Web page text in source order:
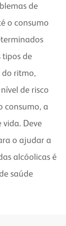
de
o consumo
tipos de
do ritmo,
de risco
consumo, a
vida. Deve
o ajudar a
alcóolicas é
saúde